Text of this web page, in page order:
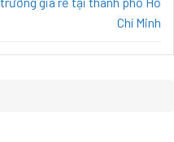
Chí Minh